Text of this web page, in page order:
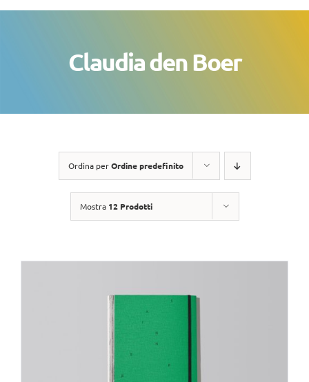
Claudia den Boer
Ordina perOrdine predefinito
Mostra 12 Prodotti